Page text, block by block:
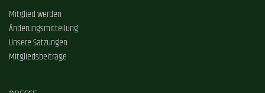
Mitglied werden
Änderungsmitteilung
Unsere Satzungen
Mitgliedsbeiträge